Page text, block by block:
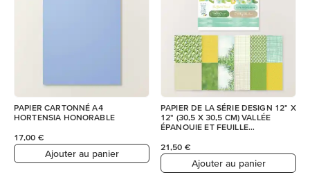
PAPIER CARTONNÉ A4
HORTENSIA HONORABLE
17,00 €
Ajouter au panier
PAPIER DE LA SÉRIE DESIGN 12" X
12" (30,5 X 30,5 CM) VALLÉE
ÉPANOUIE ET FEUILLE
21,50 €
Ajouter au panier